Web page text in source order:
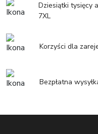
Dziesiątki tysięcy
7XL
Korzyści dla
Bezpłatna